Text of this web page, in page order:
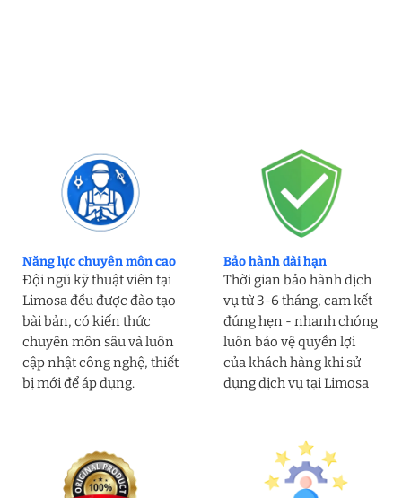
Năng lực chuyên môn cao
Đội ngũ kỹ thuật viên tại
Limosa đều được đào tạo
bài bản, có kiến thức
chuyên môn sâu và luôn
cập nhật công nghệ, thiết
bị mới để áp dụng.
Bảo hành dài hạn
Thời gian bảo hành dịch
vụ từ 3-6 tháng, cam kết
đúng hẹn - nhanh chóng
luôn bảo vệ quyền lợi
của khách hàng khi sử
dụng dịch vụ tại Limosa